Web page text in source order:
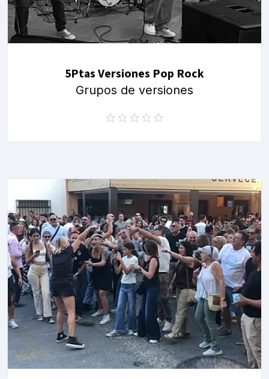
5Ptas Versiones Pop Rock
Grupos de versiones